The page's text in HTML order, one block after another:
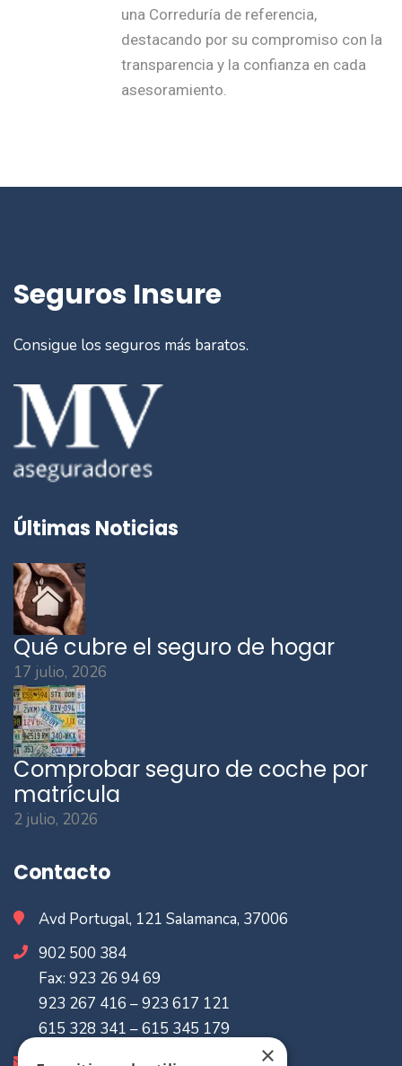
una Correduría de referencia,
destacando por su compromiso con la
transparencia y la confianza en cada
asesoramiento.
Seguros Insure
Consigue los seguros más baratos.
Últimas Noticias
Qué cubre el seguro de hogar
17 julio, 2026
Comprobar seguro de coche por
matrícula
2 julio, 2026
Contacto
Avd Portugal, 121 Salamanca, 37006
902 500 384
Fax: 923 26 94 69
923 267 416 – 923 617 121
615 328 341 – 615 345 179
×